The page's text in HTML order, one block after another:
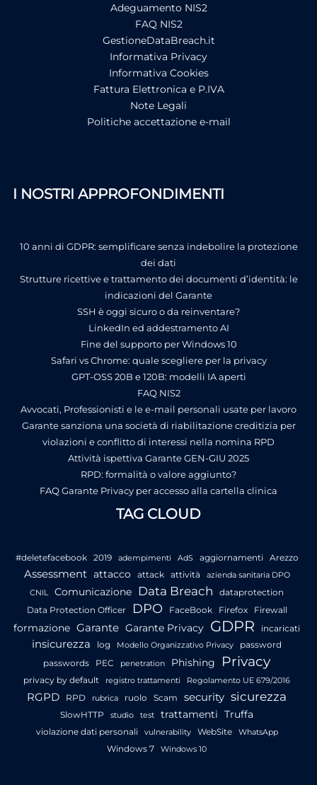
Adeguamento NIS2
FAQ NIS2
GestioneDataBreach.it
Informativa Privacy
Informativa Cookies
Fattura Elettronica e P.IVA
Note Legali
Politiche accettazione e-mail
I NOSTRI APPROFONDIMENTI
10 anni di GDPR: semplificare senza indebolire la protezione
dei dati
Strutture ricettive e trattamento dei documenti d’identità: le
indicazioni del Garante
SSH è oggi sicuro o da reinventare?
LinkedIn ed addestramento AI
Fine del supporto per Windows 10
Safari vs Chrome: quale scegliere per la privacy
GPT-OSS 20B e 120B: modelli IA aperti
FAQ NIS2
Avvocati, Professionisti e le e-mail personali usate per lavoro
Garante sanziona una società di riabilitazione creditizia per
violazioni e conflitto di interessi nella nomina RPD
Attività ispettiva Garante GEN-GIU 2025
RPD: formalità o valore aggiunto?
FAQ Garante Privacy per accesso alla cartella clinica
TAG CLOUD
#deletefacebook 2019 adempimenti AdS aggiornamenti Arezzo
Assessment attacco attack attività
azienda sanitaria DPO
CNIL
Comunicazione Data Breach
dataprotection
Data Protection Officer
DPO FaceBook Firefox Firewall
formazione Garante Garante Privacy GDPR incaricati
insicurezza log Modello Organizzativo Privacy
password
passwords
PEC penetration Phishing Privacy
privacy by default registro trattamenti Regolamento UE 679/2016
RGPD RPD rubrica ruolo Scam security sicurezza
SlowHTTP studio test trattamenti Truffa
violazione dati personali vulnerability WebSite WhatsApp
Windows 7 Windows 10